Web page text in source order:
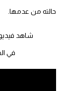
حالته من عدمها.
شاهد
في